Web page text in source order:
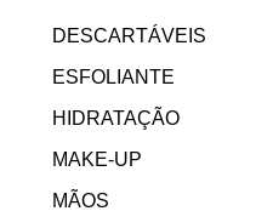
DESCARTÁVEIS
ESFOLIANTE
HIDRATAÇÃO
MAKE-UP
MÃOS